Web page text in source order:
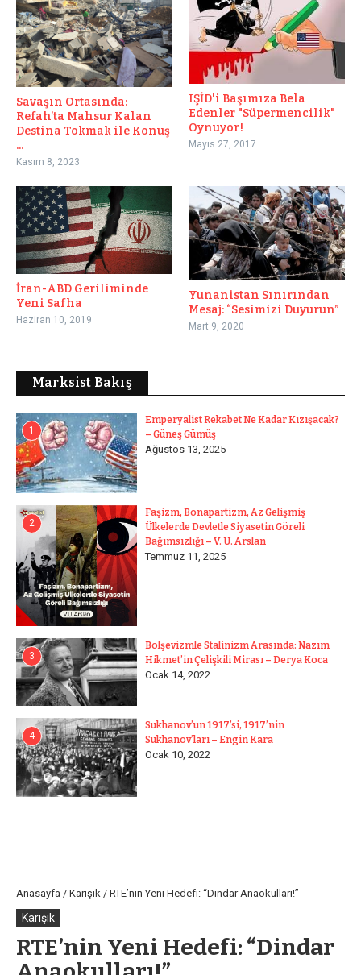
Savaşın Ortasında:
Refah’ta Mahsur Kalan
Destina Tokmak ile Konuş
...
Kasım 8, 2023
IŞİD'i Başımıza Bela
Edenler "Süpermencilik"
Oynuyor!
Mayıs 27, 2017
İran-ABD Geriliminde
Yeni Safha
Haziran 10, 2019
Yunanistan Sınırından
Mesaj: “Sesimizi Duyurun”
Mart 9, 2020
Marksist Bakış
1
Emperyalist Rekabet Ne Kadar Kızışacak?
– Güneş Gümüş
Ağustos 13, 2025
2
Faşizm, Bonapartizm, Az Gelişmiş
Ülkelerde Devletle Siyasetin Göreli
Bağımsızlığı – V. U. Arslan
Temmuz 11, 2025
3
Bolşevizmle Stalinizm Arasında: Nazım
Hikmet’in Çelişkili Mirası – Derya Koca
Ocak 14, 2022
4
Sukhanov’un 1917’si, 1917’nin
Sukhanov’ları – Engin Kara
Ocak 10, 2022
Anasayfa / Karışık / RTE’nin Yeni Hedefi: “Dindar Anaokulları!”
Karışık
RTE’nin Yeni Hedefi: “Dindar